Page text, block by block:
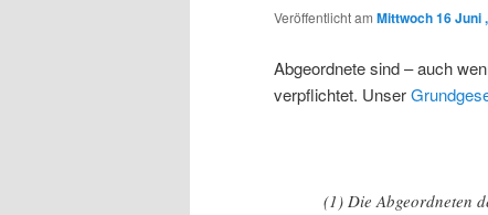
Veröffentlicht am Mittwoch 16 Juni
Abgeordnete sind – auch
verpflichtet. Unser
(1) Die Abgeordneten